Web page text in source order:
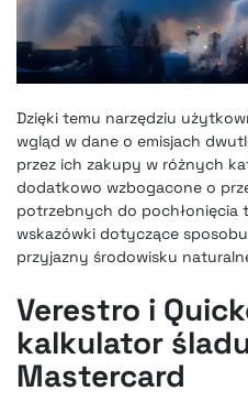
Dzięki temu narzędziu
wgląd w dane o emisjach
przez ich zakupy w różnych
dodatkowo wzbogacone o
potrzebnych do pochłonięcia
wskazówki dotyczące
przyjazny środowisku
Verestro i
kalkulator
Mastercard